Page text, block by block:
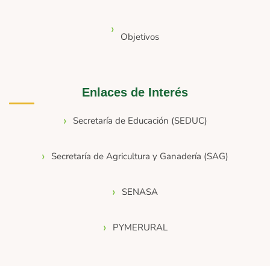
Objetivos
Enlaces de Interés
Secretaría de Educación (SEDUC)
Secretaría de Agricultura y Ganadería (SAG)
SENASA
PYMERURAL